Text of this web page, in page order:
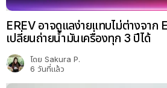
EREV อาจดูแลง่ายแทบไม่ต่างจาก
เปลี่ยนถ่ายน้ำมันเครื่องทุก 3 ปีได้
โดย Sakura P.
6 วันที่แล้ว